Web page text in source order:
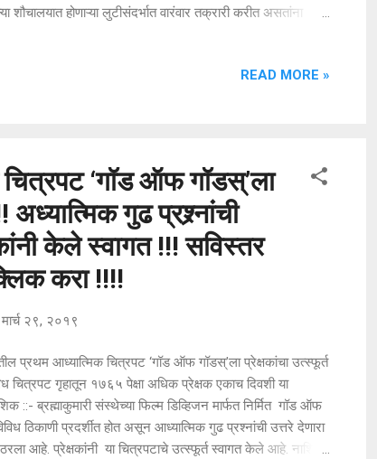
होणाऱ्या लुटीसंदर्भात वारंवार तक्रारी करीत असतांना
धमक्या दिला जात आहे. या प्रकरणी पोलिसांकडून नियम
READ MORE »
‘गॉड ऑफ गॉडस्’ला
अध्यात्मिक गुढ प्रश्र्नांची
केले स्वागत !!! सविस्तर
करा !!!!
मार्च २९, २०१९
प्रथम आध्यात्मिक चित्रपट ‘गॉड ऑफ गॉडस्’ला प्रेक्षकांचा उत्स्फूर्त
चित्रपट गृहातून १७६५ पेक्षा अधिक प्रेक्षक एकाच दिवशी या
::- ब्रह्माकुमारी संस्थेच्या फिल्म डिव्हिजन मार्फत निर्मित गॉड ऑफ
ठिकाणी प्रदर्शीत होत असून आध्यात्मिक गुढ प्रश्नांची उत्तरे देणारा
आहे. प्रेक्षकांनी या चित्रपटाचे उत्स्फूर्त स्वागत केले आहे. नाशिक